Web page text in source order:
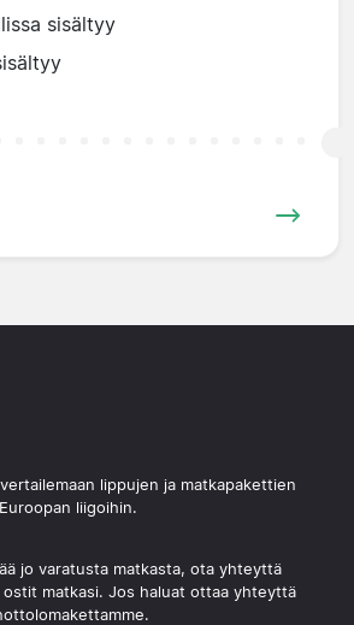
sisältyy
lippujen ja matkapakettien
liigoihin.
jo varatusta matkasta, ota yhteyttä
matkasi. Jos haluat ottaa yhteyttä